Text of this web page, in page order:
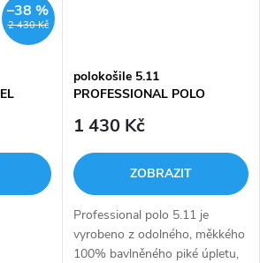
2 430 Kč
–38 %
polokošile 5.11
PROFESSIONAL POLO
1 430 Kč
ZOBRAZIT
Professional polo 5.11 je
vyrobeno z odolného, měkkého
100% bavlněného piké úpletu,